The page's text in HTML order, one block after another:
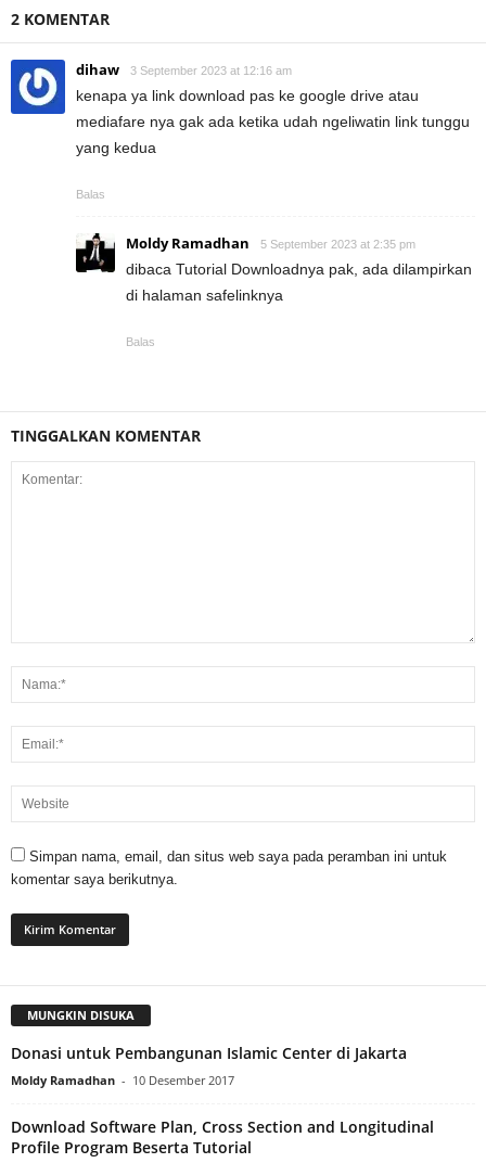
2 KOMENTAR
dihaw 3 September 2023 at 12:16 am
kenapa ya link download pas ke google drive atau
mediafare nya gak ada ketika udah ngeliwatin link tunggu
yang kedua
Balas
Moldy Ramadhan 5 September 2023 at 2:35 pm
dibaca Tutorial Downloadnya pak, ada dilampirkan
di halaman safelinknya
Balas
TINGGALKAN KOMENTAR
Simpan nama, email, dan situs web saya pada peramban ini untuk
komentar saya berikutnya.
MUNGKIN DISUKA
Donasi untuk Pembangunan Islamic Center di Jakarta
Moldy Ramadhan - 10 Desember 2017
Download Software Plan, Cross Section and Longitudinal
Profile Program Beserta Tutorial